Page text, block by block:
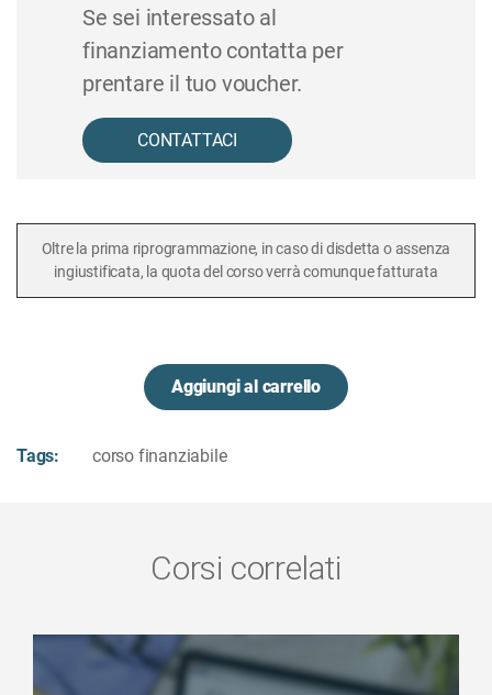
Se sei interessato al
finanziamento contatta per
prentare il tuo voucher.
CONTATTACI
Oltre la prima riprogrammazione, in caso di disdetta o assenza
ingiustificata, la quota del corso verrà comunque fatturata
Aggiungi al carrello
Tags: corso finanziabile
Corsi correlati